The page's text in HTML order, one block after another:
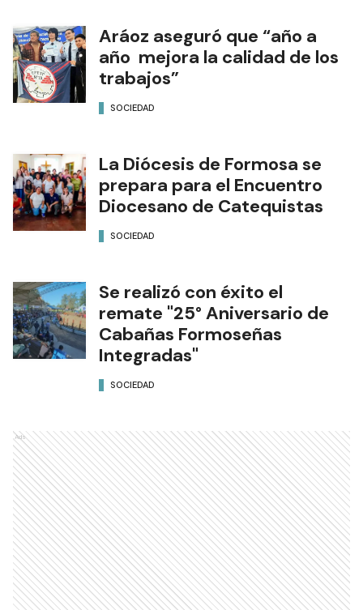
Aráoz aseguró que “año a
año mejora la calidad de los
trabajos”
SOCIEDAD
La Diócesis de Formosa se
prepara para el Encuentro
Diocesano de Catequistas
SOCIEDAD
Se realizó con éxito el
remate "25° Aniversario de
Cabañas Formoseñas
Integradas"
SOCIEDAD
Ads